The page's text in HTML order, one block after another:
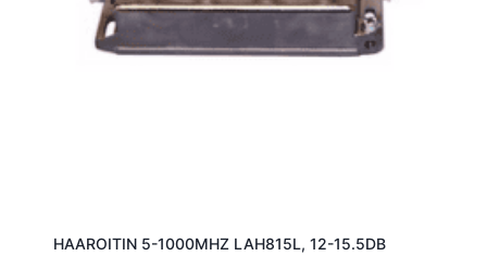
HAAROITIN 5-1000MHZ LAH815L, 12-15.5DB